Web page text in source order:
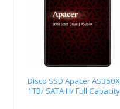
Disco SSD Apacer AS350X
1TB/ SATA III/ Full Capacity